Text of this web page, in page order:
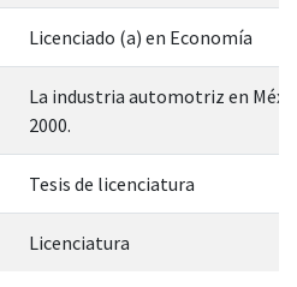
Licenciado (a) en Economía
La industria automotriz en
2000.
Tesis de licenciatura
Licenciatura